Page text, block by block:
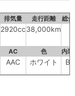
排気量 走行距離 総
2920cc38,000km
AC 色 内装
AAC ホワイト B